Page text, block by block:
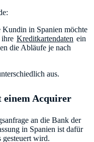
in Spanien möchte
Kreditkartendaten ein
die Abläufe je nach
aus.
einem Acquirer
an die Bank der
in Spanien ist dafür
gesteuert wird.